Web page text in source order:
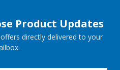
Product Updates
directly delivered to your